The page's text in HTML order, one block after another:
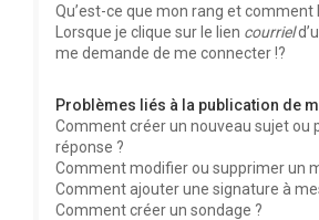
Qu’est-ce que mon rang et comment
Lorsque je clique sur le lien courriel
me demande de me connecter !?
Problèmes liés à la publication de
Comment créer un nouveau sujet ou
réponse ?
Comment modifier ou supprimer un
Comment ajouter une signature à
Comment créer un sondage ?